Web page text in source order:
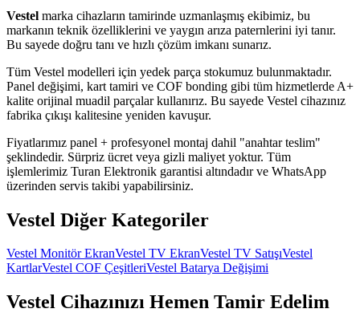
Vestel marka cihazların tamirinde uzmanlaşmış ekibimiz, bu
markanın teknik özelliklerini ve yaygın arıza paternlerini iyi tanır.
Bu sayede doğru tanı ve hızlı çözüm imkanı sunarız.
Tüm Vestel modelleri için yedek parça stokumuz bulunmaktadır.
Panel değişimi, kart tamiri ve COF bonding gibi tüm hizmetlerde A+
kalite orijinal muadil parçalar kullanırız. Bu sayede Vestel cihazınız
fabrika çıkışı kalitesine yeniden kavuşur.
Fiyatlarımız panel + profesyonel montaj dahil "anahtar teslim"
şeklindedir. Sürpriz ücret veya gizli maliyet yoktur. Tüm
işlemlerimiz Turan Elektronik garantisi altındadır ve WhatsApp
üzerinden servis takibi yapabilirsiniz.
Vestel Diğer Kategoriler
Vestel Monitör EkranVestel TV EkranVestel TV SatışıVestel
KartlarVestel COF ÇeşitleriVestel Batarya Değişimi
Vestel Cihazınızı Hemen Tamir Edelim